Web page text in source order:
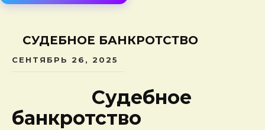
СУДЕБНОЕ БАНКРОТСТВО
СЕНТЯБРЬ 26, 2025
Судебное
банкротство